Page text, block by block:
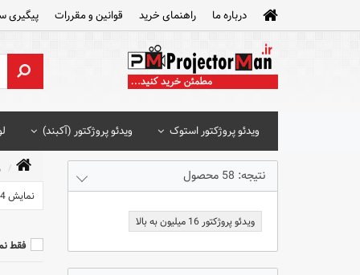
درباره ما راهنمای خرید قوانین و مقررات پیگیری
ویدئو پروژکتور استوک ویدئو پروژکتور (آکبند)
نمایش 24 محصول
فقط
نتیجه: 58 محصول
ویدئو پروژکتور 16 میلیون به بالا